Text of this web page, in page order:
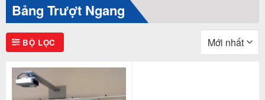
Bảng Trượt Ngang
BỘ LỌC